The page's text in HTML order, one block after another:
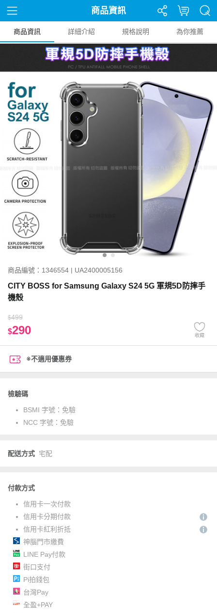
商品資訊
商品資訊 詳細介紹 規格說明 為你推薦
商品編號：1346554 | UA2400005156
CITY BOSS for Samsung Galaxy S24 5G 軍規5D防摔手
機殼
$499
$290 收藏
※不適用優惠券
檢驗碼
BSMI 字號： 免驗
NCC 字號： 免驗
配送方式 宅配
付款方式
信用卡一次付款
信用卡分期付款
信用卡紅利折抵
神腦門市繳費
LINE Pay付款
街口支付
Pi拍錢包
台灣Pay
全盈+PAY